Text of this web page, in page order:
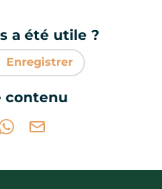
a été utile ?
Enregistrer
contenu
Facebook (nouvelle
sur X / Twitter (nouvelle
Partager sur WhatsApp
Partager par mail